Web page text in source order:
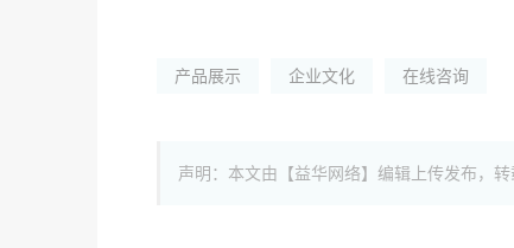
产品展示 企业文化 在线咨询
声明：本文由【益华网络】编辑上传发布，